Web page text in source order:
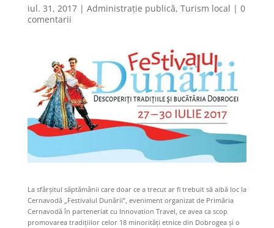
iul. 31, 2017| Administraţie publică, Turism local | 0
comentarii
La sfârşitul săptămânii care doar ce a trecut ar fi trebuit să aibă loc la
Cernavodă „Festivalul Dunării”, eveniment organizat de Primăria
Cernavodă în parteneriat cu Innovation Travel, ce avea ca scop
promovarea tradiţiilor celor 18 minorităţi etnice din Dobrogea și o